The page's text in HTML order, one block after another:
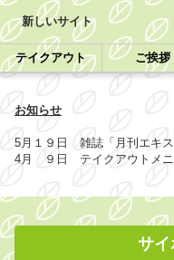
新しいサイト
テイクアウト ご挨拶
お知らせ
5月１９日 雑誌「月刊エキス
4月 ９日 テイクアウトメニ
サイ